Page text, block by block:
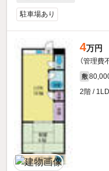
駐車場あり
4万円
（管理費
敷
2階 /